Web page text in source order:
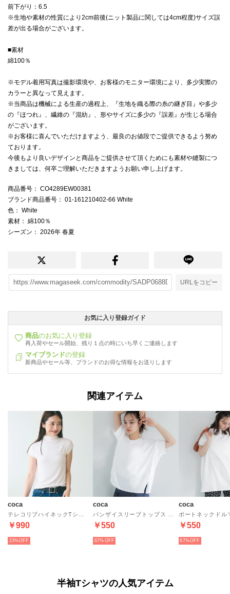
前下がり：6.5
※生地や素材の性質により2cm前後(ニット製品に関しては4cm程度)サイズ誤
差が出る場合がございます。
■素材
綿100％
※モデル着用写真は撮影環境や、お客様のモニター環境により、多少実際の
カラーと異なって見えます。
※当商品は機械による生産の過程上、『生地を織る際の糸の継ぎ目』や多少
の『ほつれ』、繊維の『混紡』、形やサイズに多少の『誤差』が生じる場合
がございます。
※お客様に喜んでいただけますよう、最良のお値段でご提供できるよう努め
ております。
今後もより良いデザインと商品をご提供させて頂くためにも素材や縫製につ
きましては、何卒ご理解いただきますようお願い申し上げます。
商品番号 ： CO4289EW00381
ブランド商品番号 ： 01-161210402-66 White
色 ： White
素材 ： 綿100％
シーズン ： 2026年 春夏
URLをコピー
お気に入り登録ガイド
商品のお気に入り登録
再入荷やセール開始、残り１点の時にいち早くご連絡します
マイブランドの登録
新商品やセール等、ブランドのお得な情報をお送りします
関連アイテム
coca
￥990
23%
coca
￥550
67%
coca
￥550
67%
半袖Tシャツの人気アイテム